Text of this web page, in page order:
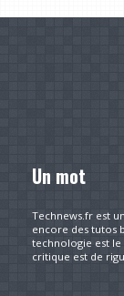
Un mot
Technews.fr est
encore des tutos
technologie est
critique est de